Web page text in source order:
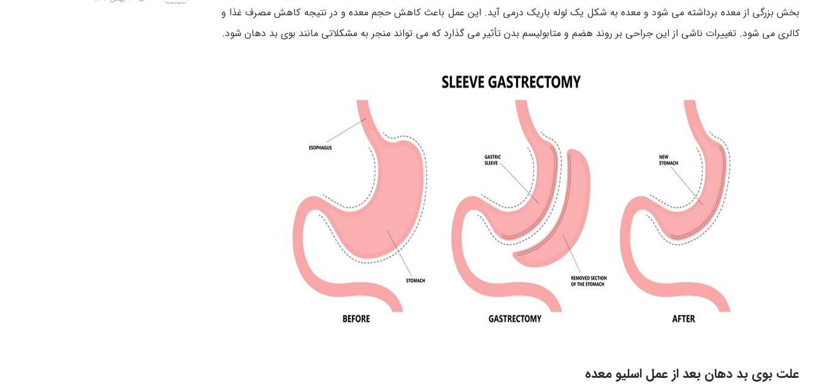
بخش بزرگی از معده برداشته می شود و معده به شکل یک لوله باریک درمی آید. این عمل باعث کاهش حجم معده و در نتیجه کاهش مصرف غذا و
کالری می شود. تغییرات ناشی از این جراحی بر روند هضم و متابولیسم بدن تأثیر می گذارد که می تواند منجر به مشکلاتی مانند بوی بد دهان شود.
علت بوی بد دهان بعد از عمل اسلیو معده